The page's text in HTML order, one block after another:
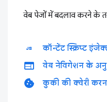
वेब पेजों में बदलाव करने के
javascript कॉन्टेंट स्क्रिप्ट
web वेब नेविगेशन के
cookie कुकी की क्वेरी